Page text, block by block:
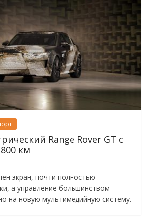
Range Rover GT с
км
экран, почти полностью
а управление большинством
на новую мультимедийную систему.